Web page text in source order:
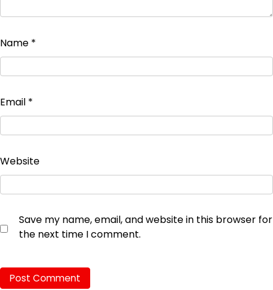
Name *
Email *
Website
Save my name, email, and website in this browser for
the next time I comment.